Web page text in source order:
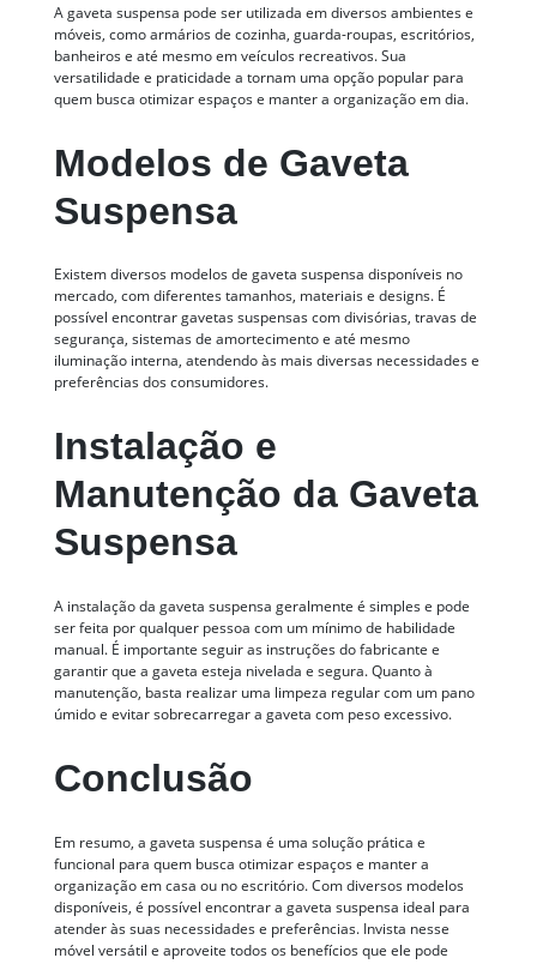
A gaveta suspensa pode ser utilizada em diversos ambientes e
móveis, como armários de cozinha, guarda-roupas, escritórios,
banheiros e até mesmo em veículos recreativos. Sua
versatilidade e praticidade a tornam uma opção popular para
quem busca otimizar espaços e manter a organização em dia.
Modelos de Gaveta
Suspensa
Existem diversos modelos de gaveta suspensa disponíveis no
mercado, com diferentes tamanhos, materiais e designs. É
possível encontrar gavetas suspensas com divisórias, travas de
segurança, sistemas de amortecimento e até mesmo
iluminação interna, atendendo às mais diversas necessidades e
preferências dos consumidores.
Instalação e
Manutenção da Gaveta
Suspensa
A instalação da gaveta suspensa geralmente é simples e pode
ser feita por qualquer pessoa com um mínimo de habilidade
manual. É importante seguir as instruções do fabricante e
garantir que a gaveta esteja nivelada e segura. Quanto à
manutenção, basta realizar uma limpeza regular com um pano
úmido e evitar sobrecarregar a gaveta com peso excessivo.
Conclusão
Em resumo, a gaveta suspensa é uma solução prática e
funcional para quem busca otimizar espaços e manter a
organização em casa ou no escritório. Com diversos modelos
disponíveis, é possível encontrar a gaveta suspensa ideal para
atender às suas necessidades e preferências. Invista nesse
móvel versátil e aproveite todos os benefícios que ele pode